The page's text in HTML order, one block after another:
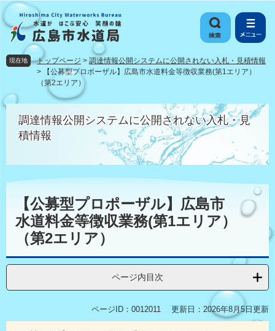
ペ
ー
先
す
。
メ
ニ
を
し
て
現在地 トップページ > 調達情報公開システムに公開されない入札・見積情報
>
【公募型プロポーザル】広島市水道料金等徴収業務(第1エリア）
（第2エリア）
調達情報公開システムに公開されない入札・見
積情報
本
【公募型プロポーザル】広島市
水道料金等徴収業務(第1エリア）
（第2エリア）
ページ内目次
ページID：0012011 更新日：2026年8月5日更新